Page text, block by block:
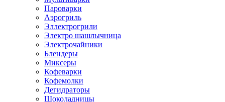
Пароварки
Аэрогриль
Эллектрогрили
Электро шашлычница
Электрочайники
Блендеры
Миксеры
Кофеварки
Кофемолки
Дегидраторы
Шоколадницы